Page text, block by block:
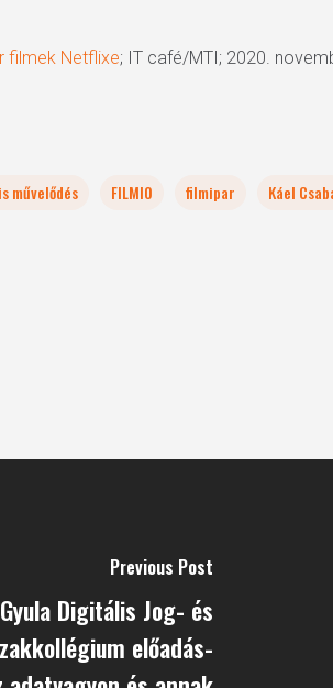
filmek Netflixe; IT café/MTI; 2020.
művelődés FILMIO filmipar Káel
Previous Post
Digitális Jog- és
előadás-